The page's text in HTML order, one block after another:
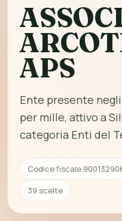
APS
Ente presente
per mille, attivo a
categoria Enti del
Codice fiscale
39 scelte